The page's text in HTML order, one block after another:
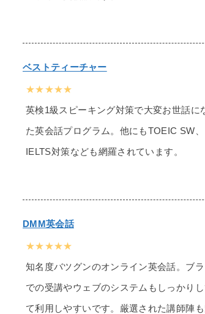
ベストティーチャー
★★★★★
英検1級スピーキング対策で大変お世話に
た英会話プログラム。他にもTOEIC SW、
IELTS対策なども網羅されています。
DMM英会話
★★★★★
知名度バツグンのオンライン英会話。ブ
での受講やウェブのシステムもしっかり
て利用しやすいです。厳選された講師陣